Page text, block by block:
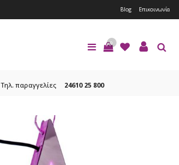
Blog Επικοινωνία
0
Τηλ. παραγγελίες 24610 25 800